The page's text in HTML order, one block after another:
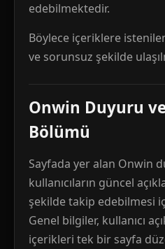
edebilmektedir.
Böylece içeriklere
ve sorunsuz şekilde
Onwin Duyuru
Bölümü
Sayfada yer alan Onwin
kullanıcıların güncel
şekilde takip edebilmesi
Genel bilgiler, kullanıcı
içerikleri tek bir sayfa